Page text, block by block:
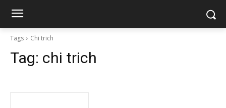
Tags Chi trich
Tag: chi trich